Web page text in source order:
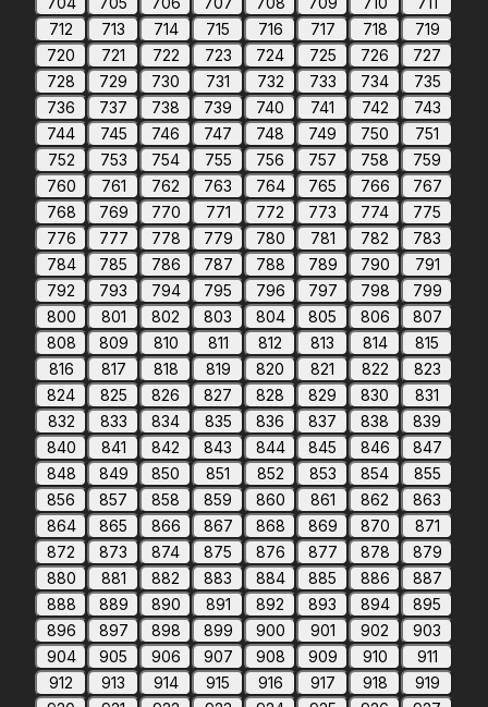
712
713 714 715 716 717 718
719
720
721 722 723 724 725 726
727
728
729 730 731 732 733 734
735
736
737 738 739 740 741 742
743
744
745 746 747 748 749 750
751
752
753 754 755 756 757 758
759
760
761 762 763 764 765 766
767
768
769 770 771 772 773 774
775
776
777 778 779 780 781 782
783
784
785 786 787 788 789 790
791
792
793 794 795 796 797 798
799
800
801 802 803 804 805 806
807
808
809 810 811 812 813 814
815
816
817 818 819 820 821 822
823
824
825 826 827 828 829 830
831
832
833 834 835 836 837 838
839
840
841 842 843 844 845 846
847
848
849 850 851 852 853 854
855
856
857 858 859 860 861 862
863
864
865 866 867 868 869 870
871
872
873 874 875 876 877 878
879
880
881 882 883 884 885 886
887
888
889 890 891 892 893 894
895
896
897 898 899 900 901 902
903
904
905 906 907 908 909 910
911
912
913 914 915 916 917 918
919